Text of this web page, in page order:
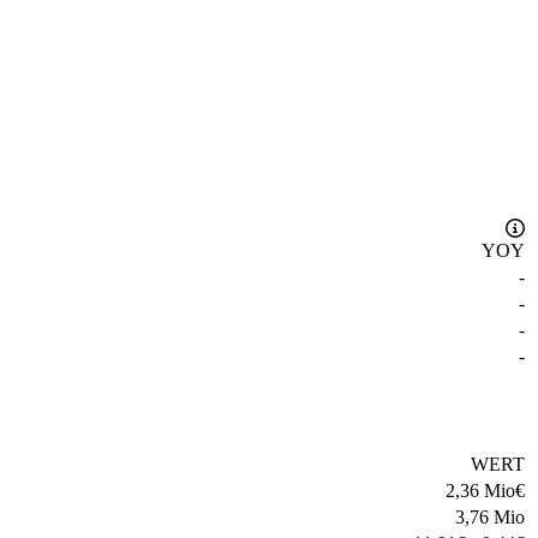
YOY
-
-
-
-
WERT
2,36 Mio€
3,76 Mio